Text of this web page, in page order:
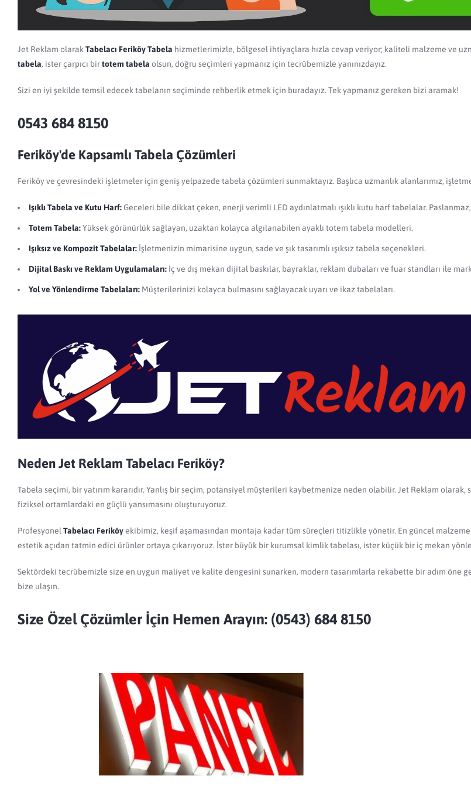
Jet Reklam olarak Tabelacı Feriköy Tabela hizmetlerimizle, bölgesel ihtiyaçlara hızla cevap veriyor; kaliteli malzeme ve
tabela, ister çarpıcı birtotem tabela olsun, doğru seçimleri yapmanız için tecrübemizle yanınızdayız.
Sizi en iyi şekilde temsil edecek tabelanın seçiminde rehberlik etmek için buradayız. Tek yapmanız gereken bizi aramak!
0543 684 8150
Feriköy'de Kapsamlı Tabela Çözümleri
Feriköy ve çevresindeki işletmeler için geniş yelpazede tabela çözümleri sunmaktayız. Başlıca uzmanlık alanlarımız,
Işıklı Tabela ve Kutu Harf:Geceleri bile dikkat çeken, enerji verimli LED aydınlatmalı ışıklı kutu harf tabelalar.
Totem Tabela:Yüksek görünürlük sağlayan, uzaktan kolayca algılanabilen ayaklı totem tabela modelleri.
Işıksız ve Kompozit Tabelalar: İşletmenizin mimarisine uygun, sade ve şık tasarımlı ışıksız tabela seçenekleri.
Dijital Baskı ve Reklam Uygulamaları: İç ve dış mekan dijital baskılar, bayraklar, reklam dubaları ve fuar standları ile
Yol ve Yönlendirme Tabelaları: Müşterilerinizi kolayca bulmasını sağlayacak uyarı ve ikaz tabelaları.
Neden Jet Reklam Tabelacı Feriköy?
Tabela seçimi, bir yatırım kararıdır. Yanlış bir seçim, potansiyel müşterileri kaybetmenize neden olabilir. Jet Reklam
fiziksel ortamlardaki en güçlü yansımasını oluşturuyoruz.
Profesyonel Tabelacı Feriköyekibimiz, keşif aşamasından montaja kadar tüm süreçleri titizlikle yönetir. En güncel
estetik açıdan tatmin edici ürünler ortaya çıkarıyoruz. İster büyük bir kurumsal kimlik tabelası, ister küçük bir iç mekan
Sektördeki tecrübemizle size en uygun maliyet ve kalite dengesini sunarken, modern tasarımlarla rekabette bir adım öne
bize ulaşın.
Size Özel Çözümler İçin Hemen Arayın: (0543) 684 8150